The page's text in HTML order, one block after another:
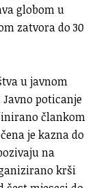
globom u
zatvora do 30
u javnom
Javno poticanje
člankom
je kazna do
na
krši